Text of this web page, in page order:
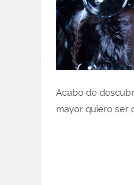
Acabo de
mayor quiero ser